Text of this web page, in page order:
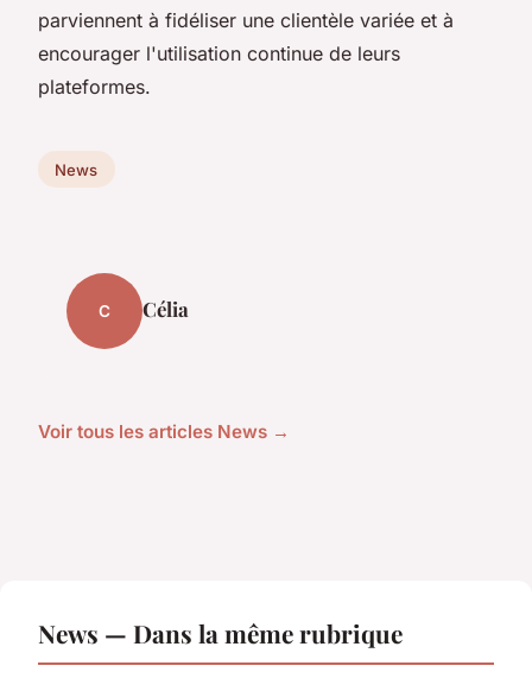
parviennent à fidéliser une clientèle variée et à
encourager l'utilisation continue de leurs
plateformes.
News
C Célia
Voir tous les articles News →
News — Dans la même rubrique